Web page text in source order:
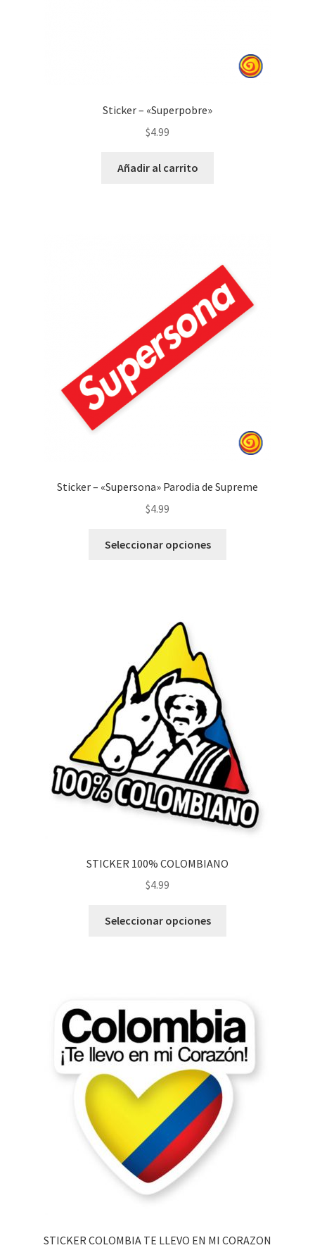
Sticker – «Superpobre»
$4.99
Añadir al carrito
Sticker – «Supersona» Parodia de Supreme
$4.99
Seleccionar opciones
STICKER 100% COLOMBIANO
$4.99
Seleccionar opciones
STICKER COLOMBIA TE LLEVO EN MI CORAZON